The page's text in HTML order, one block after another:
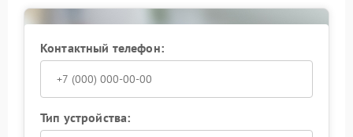
Контактный телефон:
Тип устройства: